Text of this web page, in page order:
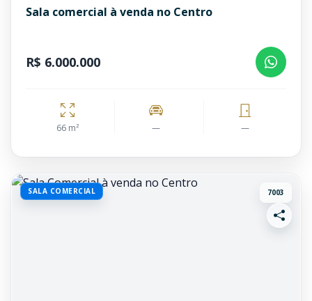
Sala comercial à venda no Centro
R$ 6.000.000
66 m² — —
SALA COMERCIAL 7003